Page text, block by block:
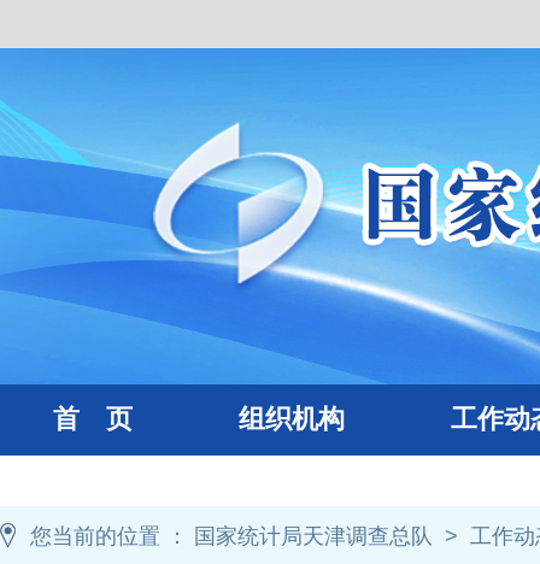
首 页 组织机构 工作动
您当前的位置 ： 国家统计局天津调查总队 > 工作动